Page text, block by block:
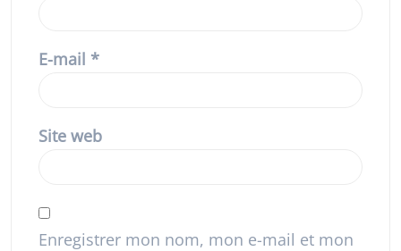
E-mail *
Site web
Enregistrer mon nom, mon e-mail et mon